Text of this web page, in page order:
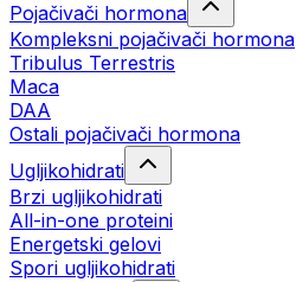
Pojačivači hormona
Kompleksni pojačivači hormona
Tribulus Terrestris
Maca
DAA
Ostali pojačivači hormona
Ugljikohidrati
Brzi ugljikohidrati
All-in-one proteini
Energetski gelovi
Spori ugljikohidrati